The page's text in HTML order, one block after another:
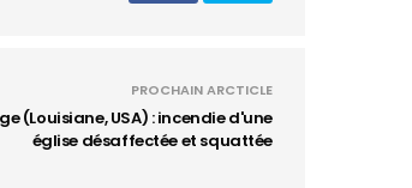
PROCHAIN ARCTICLE
(Louisiane, USA) : incendie d'une
église désaffectée et squattée